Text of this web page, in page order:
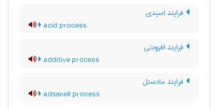
فرایند اسیدی
acid process
فرایند افزودنی
additive process
فرایند مادسنل
adsenell process